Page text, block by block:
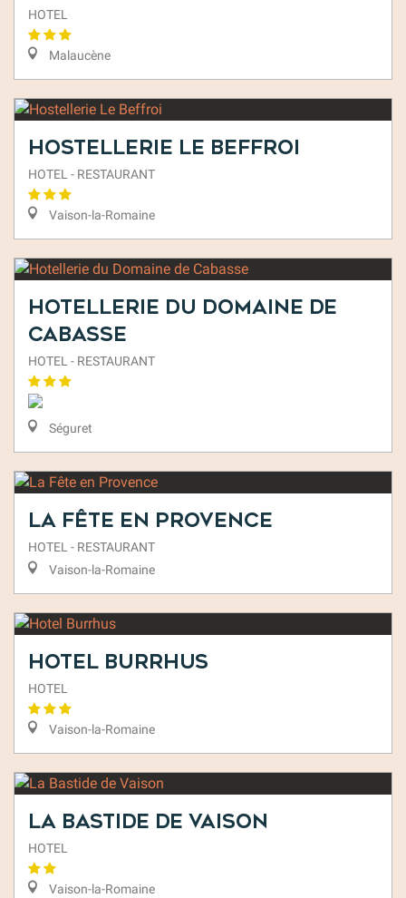
HOTEL
Malaucène
Hostellerie Le Beffroi
HOTEL - RESTAURANT
Vaison-la-Romaine
Hotellerie du Domaine de
Cabasse
HOTEL - RESTAURANT
Séguret
La Fête en Provence
HOTEL - RESTAURANT
Vaison-la-Romaine
Hotel Burrhus
HOTEL
Vaison-la-Romaine
La Bastide de Vaison
HOTEL
Vaison-la-Romaine